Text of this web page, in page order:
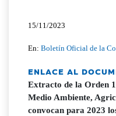
15/11/2023
En:Boletín Oficial de la
ENLACE AL
Extracto de la Orden
Medio Ambiente,
convocan para 2023